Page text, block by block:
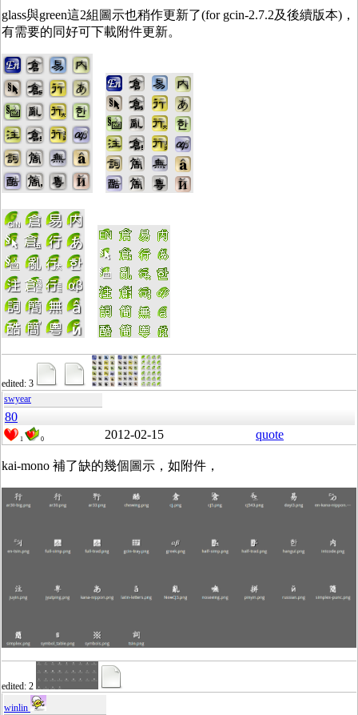
glass與green這2組圖示也稍作更新了(for gcin-2.7.2及後續版本)，
有需要的同好可下載附件更新。
edited: 3
swyear
80
1 0 2012-02-15 quote
kai-mono 補了缺的幾個圖示，如附件，
edited: 2
winlin